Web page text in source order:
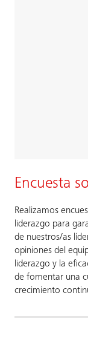
Encuesta
Realizamos
liderazgo para
de nuestros/as
opiniones del
liderazgo y la
de fomentar una
crecimiento